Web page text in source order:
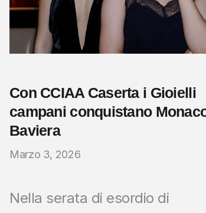
Con CCIAA Caserta i Gioielli
campani conquistano
Baviera
Marzo 3, 2026
Nella serata di esordio di